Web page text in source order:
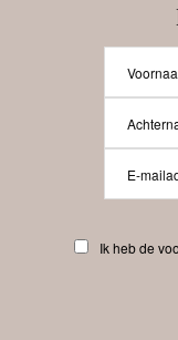
Ik heb de